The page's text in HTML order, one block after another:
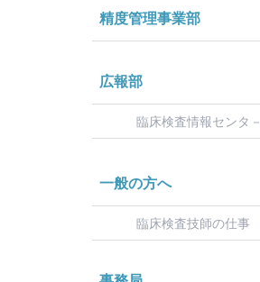
精度管理事業部
広報部
臨床検査情報センタ－
一般の方へ
臨床検査技師の仕事